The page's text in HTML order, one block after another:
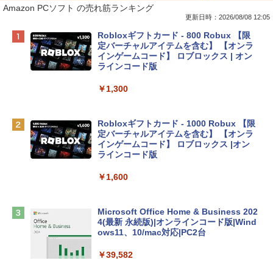
Apple 2026 MacBook Neo A18 Proチッ
プ搭載13インチノートブック：AIとAppl
e Intelligenceのために設計、Liquid Ret
inaディスプレイ、8GBユニファイドメモ
eTime HDカメラ - インディゴ
tomtoc 360°保護 15.6 16インチ パソコ
ンケース Dell NEC Lavie ASUS HP dyna
Apple 2026 MacBook Air M5チップ搭載
13インチノートブック：AIとApple Intell
スプレイ、16GBユニファイドメモリ、1
Amazon PCソフト の売れ筋ランキング
更新日時：2026/08/08 12:05
Robloxギフトカード - 800 Robux 【限
定バーチャルアイテムを含む】 【オンラ
インゲームコード】 ロブロックス | オン
ラインコード版
￥1,300
Robloxギフトカード - 1000 Robux 【限
定バーチャルアイテムを含む】 【オンラ
インゲームコード】 ロブロックス |オン
ラインコード版
￥1,600
Microsoft Office Home & Business 202
4(最新 永続版)|オンラインコード版|Wind
ows11、10/mac対応|PC2台
￥39,582